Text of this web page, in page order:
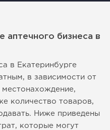
аптечного бизнеса в
в Екатеринбурге
в зависимости от
количество товаров,
Ниже приведены
которые могут